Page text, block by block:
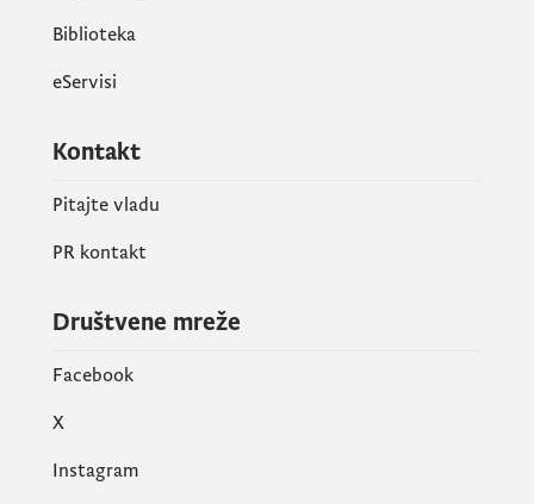
Biblioteka
eServisi
Kontakt
Pitajte vladu
PR kontakt
Društvene mreže
Facebook
X
Instagram